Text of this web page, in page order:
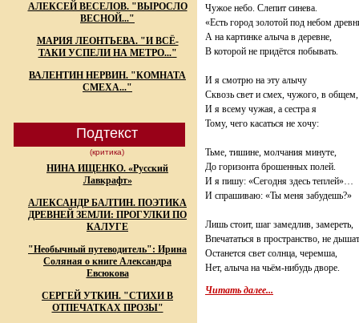
АЛЕКСЕЙ ВЕСЕЛОВ. "ВЫРОСЛО
ВЕСНОЙ..."
МАРИЯ ЛЕОНТЬЕВА. "И ВСЁ-
ТАКИ УСПЕЛИ НА МЕТРО..."
ВАЛЕНТИН НЕРВИН. "КОМНАТА
СМЕХА..."
Подтекст
(критика)
НИНА ИЩЕНКО. «Русский
Лавкрафт»
АЛЕКСАНДР БАЛТИН. ПОЭТИКА
ДРЕВНЕЙ ЗЕМЛИ: ПРОГУЛКИ ПО
КАЛУГЕ
"Необычный путеводитель": Ирина
Соляная о книге Александра
Евсюкова
СЕРГЕЙ УТКИН. "СТИХИ В
ОТПЕЧАТКАХ ПРОЗЫ"
Чужое небо. Слепит синева.
«Есть город золотой под небом
А на картинке алыча в деревне,
В которой не придётся побывать.
И я смотрю на эту алычу
Сквозь свет и смех, чужого, в общем,
И я всему чужая, а сестра я
Тому, чего касаться не хочу:
Тьме, тишине, молчания минуте,
До горизонта брошенных полей.
И я пишу: «Сегодня здесь теплей»…
И спрашиваю: «Ты меня забудешь?»
Лишь стоит, шаг замедлив, замереть,
Впечататься в пространство, не
Останется свет солнца, черемша,
Нет, алыча на чьём-нибудь дворе.
Читать далее...